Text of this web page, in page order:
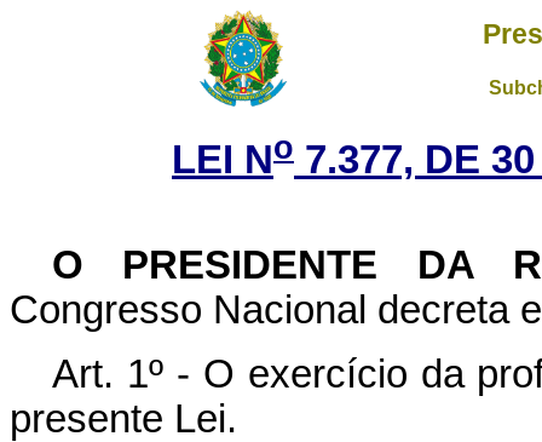
LEI No 7.377, DE
O PRESIDENTE DA
Congresso Nacional decreta
Art. 1º - O exercício da
presente Lei.